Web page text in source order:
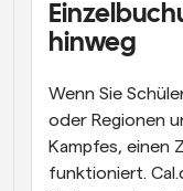
hinweg
Wenn Sie
oder Regionen
Kampfes, einen
funktioniert.